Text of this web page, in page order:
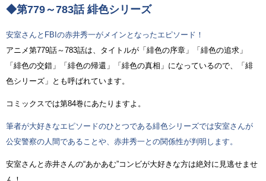
◆第779～783話 緋色シリーズ
安室さんとFBIの赤井秀一がメインとなったエピソード！
アニメ第779話～783話は、タイトルが「緋色の序章」「緋色の追求」
「緋色の交錯」「緋色の帰還」「緋色の真相」になっているので、「緋
色シリーズ」とも呼ばれています。
コミックスでは第84巻にあたりますよ。
筆者が大好きなエピソードのひとつである緋色シリーズでは安室さんが
公安警察の人間であることや、赤井秀一との関係性が判明します。
安室さんと赤井さんの“あかあむ”コンビが大好きな方は絶対に見逃せませ